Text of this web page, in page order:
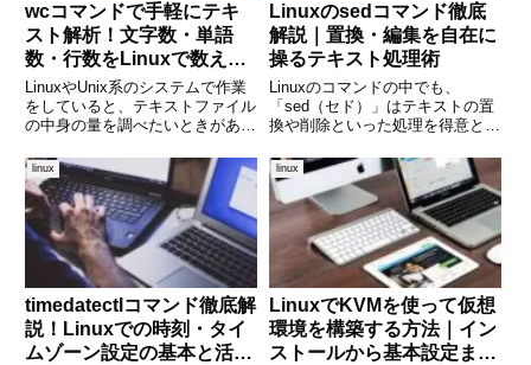
wcコマンドで手軽にテキ
スト解析！文字数・単語
数・行数をLinuxで数える
方法
LinuxやUnix系のシステムで作業
をしていると、テキストファイル
の中身の量を調べたいときがあり
何行あるのか？」「この文章には
何文字含まれているのか？」とい
った基本的な情報を知りたい場面
です。そんな時に便利な
Linuxのsedコマンド徹底
解説｜置換・編集を自在に
操るテキスト処理術
Linuxのコマンドの中でも、
「sed（セド）」はテキストの置
換や削除といった処理を得意とす
ファイルの編集や設定ファイルの
一括変更、スクリプト内でのテキ
スト処理において大活躍します。
本記事では、sedの基本から
linux
timedatectlコマンド徹底解
説！Linuxでの時刻・タイ
ムゾーン設定の基本と活用
linux
LinuxでKVMを使って仮想
環境を構築する方法｜イン
ストールから基本設定まで